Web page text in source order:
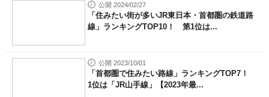
電子設計の基本と応用
建設×テクノロジーの最前線
ちょっと気になるネットの話題
公開 2024/02/27
「住みたい街が多いJR東日本・首都圏の鉄道路
線」ランキングTOP10！ 第1位は...
公開 2023/10/01
「首都圏で住みたい路線」ランキングTOP7！
1位は「JR山手線」【2023年最...